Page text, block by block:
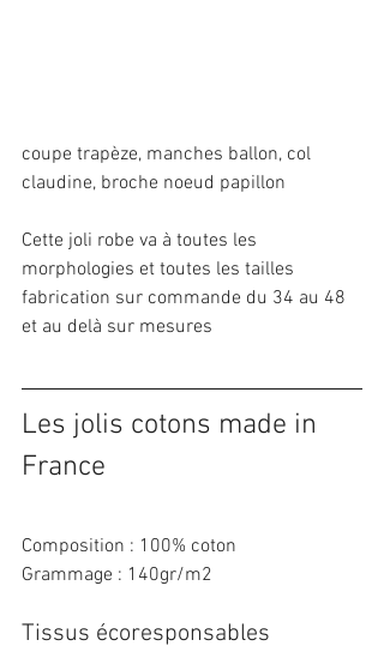
coupe trapèze, manches ballon, col
claudine, broche noeud papillon
Cette joli robe va à toutes les
morphologies et toutes les tailles
fabrication sur commande du 34 au 48
et au delà sur mesures
Les jolis cotons made in
France
Composition : 100% coton
Grammage : 140gr/m2
Tissus écoresponsables